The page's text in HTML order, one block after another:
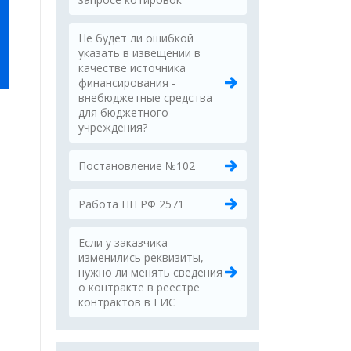
Не будет ли ошибкой
указать в извещении в
качестве источника
финансирования -
внебюджетные средства
для бюджетного
учреждения?
Постановление №102
Работа ПП РФ 2571
Если у заказчика
изменились реквизиты,
нужно ли менять сведения
о контракте в реестре
контрактов в ЕИС